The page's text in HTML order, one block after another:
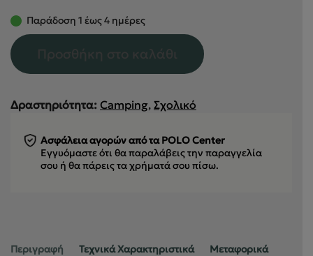
Παράδοση 1 έως 4 ημέρες
Δραστηριότητα: Camping, Σχολικό
Ασφάλεια αγορών από τα POLO Center
Εγγυόμαστε ότι θα παραλάβεις την παραγγελία
σου ή θα πάρεις τα χρήματά σου πίσω.
Περιγραφή Τεχνικά Χαρακτηριστικά Μεταφορικά